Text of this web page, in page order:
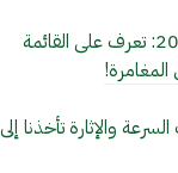
أفضل ألعاب ننتظرها بشدة خلال عام 2024: تعرف على القائمة
لعام 2023: تجارب السرعة والإثارة تأخذنا إلى